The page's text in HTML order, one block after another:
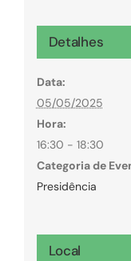
Detalhes
Data:
05/05/2025
Hora:
16:30 - 18:30
Categoria de
Presidência
Local